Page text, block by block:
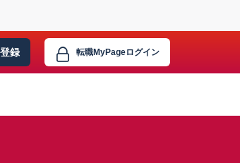
登録 転職MyPageログイン